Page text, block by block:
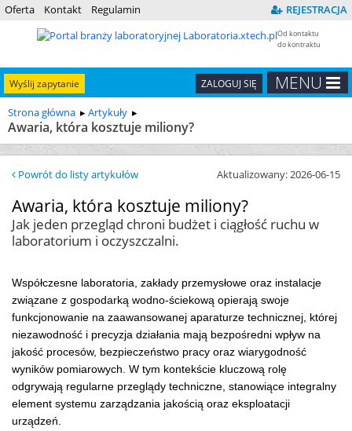
Oferta Kontakt Regulamin REJESTRACJA
Od kontaktu
do kontraktu
MENU
ZALOGUJ SIĘ
Wyślij zapytanie
Strona główna Artykuły
Awaria, która kosztuje miliony?
Powrót do listy artykułów Aktualizowany: 2026-06-15
Awaria, która kosztuje miliony?
Jak jeden przegląd chroni budżet i ciągłość ruchu w
laboratorium i oczyszczalni.
Współczesne laboratoria, zakłady przemysłowe oraz instalacje
związane z gospodarką wodno-ściekową opierają swoje
funkcjonowanie na zaawansowanej aparaturze technicznej, której
niezawodność i precyzja działania mają bezpośredni wpływ na
jakość procesów, bezpieczeństwo pracy oraz wiarygodność
wyników pomiarowych. W tym kontekście kluczową rolę
odgrywają regularne przeglądy techniczne, stanowiące integralny
element systemu zarządzania jakością oraz eksploatacji
urządzeń.